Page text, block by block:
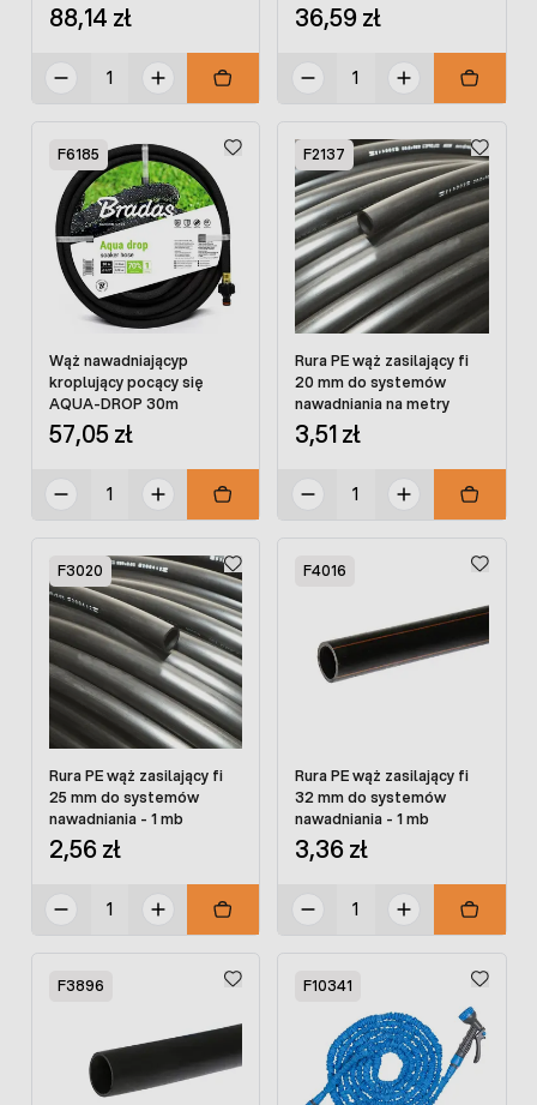
88,14 zł 36,59 zł
F6185
Wąż nawadniającyp
kroplujący pocący się
AQUA-DROP 30m
57,05 zł
F2137
Rura PE wąż zasilający fi
20 mm do systemów
nawadniania na metry
3,51 zł
F3020
Rura PE wąż zasilający fi
25 mm do systemów
nawadniania - 1 mb
2,56 zł
F4016
Rura PE wąż zasilający fi
32 mm do systemów
nawadniania - 1 mb
3,36 zł
F3896 F10341